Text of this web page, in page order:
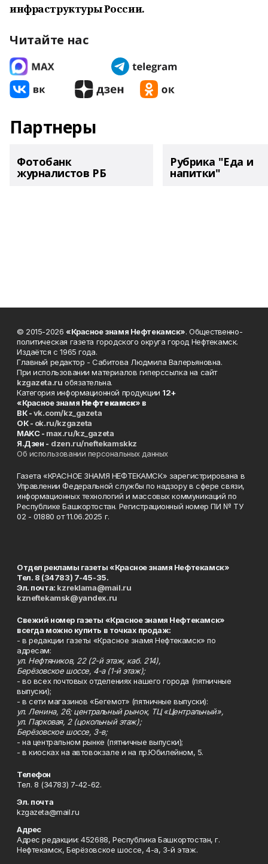
инфраструктуры России.
Читайте нас
Партнеры
Фотобанк
журналистов РБ
Рубрика "Еда и
напитки"
© 2015-2026 «Красное знамя Нефтекамск». Общественно-
политическая газета городского округа город Нефтекамск.
Издаётся с 1965 года.
Главный редактор - Сабитова Людмила Валерьяновна.
При использовании материалов гиперссылка на сайт
kzgazeta.ru обязательна.
Категория информационной продукции 12+
«Красное знамя Нефтекамск» в
ВК -vk.com/kz_gazeta
ОК - ok.ru/kzgazeta
MAKC - max.ru/kz_gazeta
Я.Дзен - dzen.ru/neftekamskkz
Об использовании персональных данных
Газета «КРАСНОЕ ЗНАМЯ НЕФТЕКАМСК» зарегистрирована в
Управлении Федеральной службы по надзору в сфере связи,
информационных технологий и массовых коммуникаций по
Республике Башкортостан. Регистрационный номер ПИ № ТУ
02 - 01880 от 11.06.2025 г.
Отдел рекламы газеты «Красное знамя Нефтекамск»
Тел. 8 (34783) 7-45-35.
Эл. почта: kzreklama@mail.ru
kzneftekamsk@yandex.ru
Свежий номер газеты «Красное знамя Нефтекамск»
всегда можно купить в точках продаж:
- в редакции газеты «Красное знамя Нефтекамск» по
адресам:
ул. Нефтяников, 22 (2-й этаж, каб. 214),
Берёзовское шоссе, 4-а (1-й этаж);
- во всех почтовых отделениях нашего города (пятничные
выпуски);
- в сети магазинов «Бегемот» (пятничные выпуски):
ул. Ленина, 26; центральный рынок, ТЦ «Центральный»,
ул. Парковая, 2 (цокольный этаж);
Берёзовское шоссе, 3-в;
- на центральном рынке (пятничные выпуски);
- в киосках на автовокзале и на пр.Юбилейном, 5.
Телефон
Тел. 8 (34783) 7-42-62.
Эл. почта
kzgazeta@mail.ru
Адрес
Адрес редакции: 452688, Республика Башкортостан, г.
Нефтекамск, Берёзовское шоссе, 4-а, 3-й этаж.